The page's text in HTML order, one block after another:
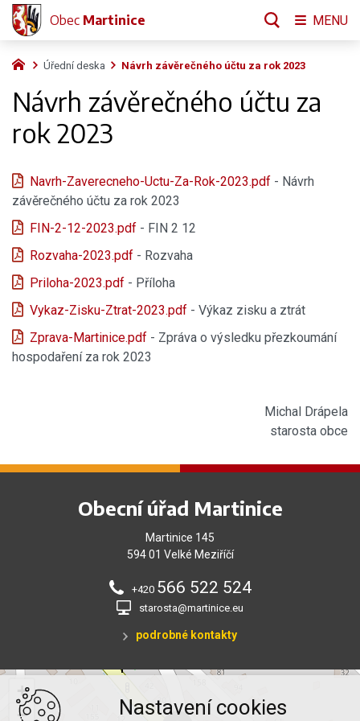
Úřední deska Návrh závěrečného účtu za rok 2023
Návrh závěrečného účtu za
rok 2023
Navrh-Zaverecneho-Uctu-Za-Rok-2023.pdf- Návrh
závěrečného účtu za rok 2023
FIN-2-12-2023.pdf- FIN 2 12
Rozvaha-2023.pdf- Rozvaha
Priloha-2023.pdf- Příloha
Vykaz-Zisku-Ztrat-2023.pdf- Výkaz zisku a ztrát
Zprava-Martinice.pdf- Zpráva o výsledku přezkoumání
hospodaření za rok 2023
Michal Drápela
starosta obce
Obecní úřad Martinice
Martinice 145
594 01 Velké Meziříčí
+420 566 522 524
starosta@martinice.eu
podrobné kontakty
+
−
Obec Martinice MENU
Nastavení cookies